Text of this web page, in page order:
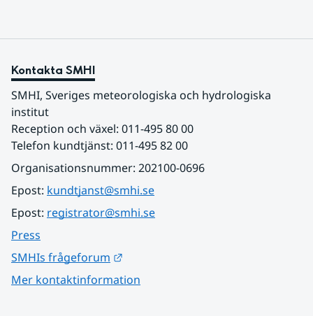
Kontakta SMHI
SMHI, Sveriges meteorologiska och hydrologiska
institut
Reception och växel: 011-495 80 00
Telefon kundtjänst: 011-495 82 00
Organisationsnummer: 202100-0696
Epost: kundtjanst@smhi.se
Epost: registrator@smhi.se
Press
SMHIs frågeforum
Mer kontaktinformation